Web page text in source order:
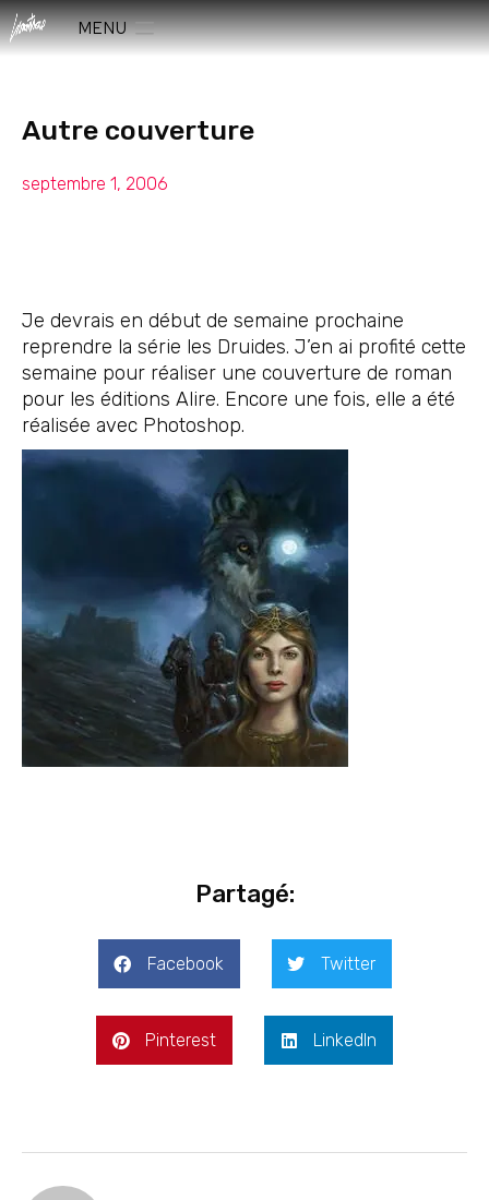
MENU
Autre couverture
septembre 1, 2006
Je devrais en début de semaine prochaine
reprendre la série les Druides. J’en ai profité cette
semaine pour réaliser une couverture de roman
pour les éditions Alire. Encore une fois, elle a été
réalisée avec Photoshop.
Partagé:
Facebook Twitter
Pinterest LinkedIn